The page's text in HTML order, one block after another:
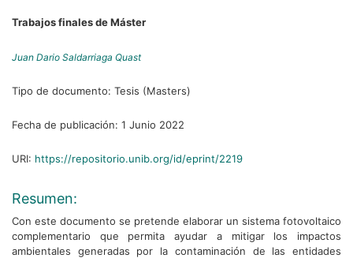
Trabajos finales de Máster
Juan Dario Saldarriaga Quast
Tipo de documento: Tesis (Masters)
Fecha de publicación: 1 Junio 2022
URI: https://repositorio.unib.org/id/eprint/2219
Resumen:
Con este documento se pretende elaborar un sistema fotovoltaico
complementario que permita ayudar a mitigar los impactos
ambientales generadas por la contaminación de las entidades